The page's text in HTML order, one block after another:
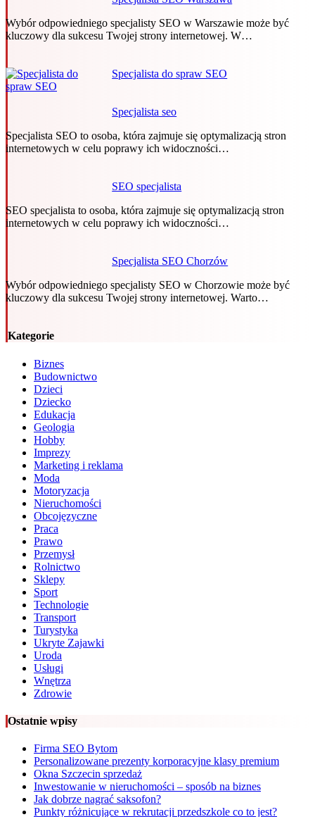
Wybór odpowiedniego specjalisty SEO w Warszawie może być
kluczowy dla sukcesu Twojej strony internetowej. W…
Specjalista do spraw SEO
Specjalista seo
Specjalista SEO to osoba, która zajmuje się optymalizacją stron
internetowych w celu poprawy ich widoczności…
SEO specjalista
SEO specjalista to osoba, która zajmuje się optymalizacją stron
internetowych w celu poprawy ich widoczności…
Specjalista SEO Chorzów
Wybór odpowiedniego specjalisty SEO w Chorzowie może być
kluczowy dla sukcesu Twojej strony internetowej. Warto…
Kategorie
Biznes
Budownictwo
Dzieci
Dziecko
Edukacja
Geologia
Hobby
Imprezy
Marketing i reklama
Moda
Motoryzacja
Nieruchomości
Obcojęzyczne
Praca
Prawo
Przemysł
Rolnictwo
Sklepy
Sport
Technologie
Transport
Turystyka
Ukryte Zajawki
Uroda
Usługi
Wnętrza
Zdrowie
Ostatnie wpisy
Firma SEO Bytom
Personalizowane prezenty korporacyjne klasy premium
Okna Szczecin sprzedaż
Inwestowanie w nieruchomości – sposób na biznes
Jak dobrze nagrać saksofon?
Punkty różnicujące w rekrutacji przedszkole co to jest?